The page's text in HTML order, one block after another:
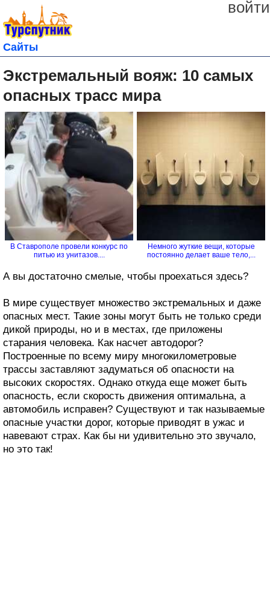
войти
Сайты
Экстремальный вояж: 10 самых
опасных трасс мира
В Ставрополе провели конкурс по
питью из унитазов....
Немного жуткие вещи, которые
постоянно делает ваше тело,...
А вы достаточно смелые, чтобы проехаться здесь?
В мире существует множество экстремальных и даже
опасных мест. Такие зоны могут быть не только среди
дикой природы, но и в местах, где приложены
старания человека. Как насчет автодорог?
Построенные по всему миру многокилометровые
трассы заставляют задуматься об опасности на
высоких скоростях. Однако откуда еще может быть
опасность, если скорость движения оптимальна, а
автомобиль исправен? Существуют и так называемые
опасные участки дорог, которые приводят в ужас и
навевают страх. Как бы ни удивительно это звучало,
но это так!